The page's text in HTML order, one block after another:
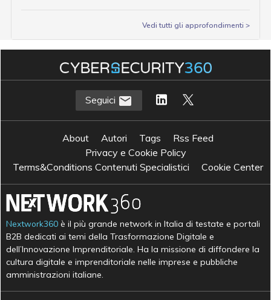
Vedi tutti gli approfondimenti >
Seguici
About Autori Tags
Rss Feed
Privacy e Cookie Policy
Terms&Conditions Contenuti Specialistici
Cookie Center
Nextwork360 è il più grande network in Italia di testate e portali
B2B dedicati ai temi della Trasformazione Digitale e
dell’Innovazione Imprenditoriale. Ha la missione di diffondere la
cultura digitale e imprenditoriale nelle imprese e pubbliche
amministrazioni italiane.